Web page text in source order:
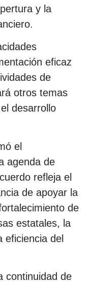
y la
eficaz
de
otros temas
desarrollo
el
agenda de
refleja el
de apoyar la
de
estatales, la
eficiencia del
continuidad de